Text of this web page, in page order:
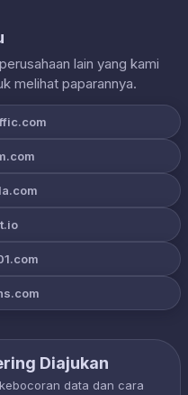
lain yang kami
melihat paparannya.
Diajukan
data dan cara